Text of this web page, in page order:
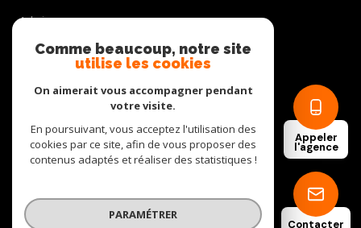
Appeler
l'agence
Contacter
Admin
Nos honoraires
Cookies
© 2026 | Tous droits réservés
Comme beaucoup, notre site
utilise les cookies
On aimerait vous accompagner pendant
votre visite.
En poursuivant, vous acceptez l'utilisation des
cookies par ce site, afin de vous proposer des
contenus adaptés et réaliser des statistiques !
PARAMÉTRER